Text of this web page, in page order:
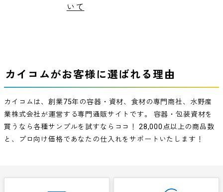
いて
カイコムがお客様に選ばれる理由
カイコムは、創業75年の容器・資材、食材の専門商社、水野産
業株式会社が運営する専門通販サイトです。
容器・包装資材を
買うなら各種サンプルを試すならココ！
28,000点以上の商品数
と、プロ向け価格であなたの仕入れをサポートいたします！